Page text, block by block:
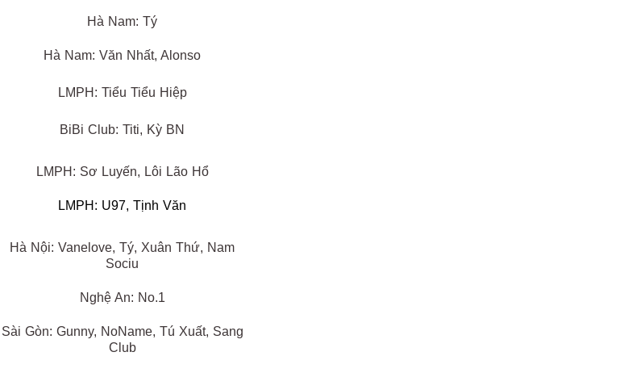
Hà Nam: Tý
Hà Nam: Văn Nhất, Alonso
LMPH: Tiểu Tiểu Hiệp
BiBi Club: Titi, Kỳ BN
LMPH: Sơ Luyến, Lôi Lão Hổ
LMPH: U97, Tịnh Văn
Hà Nội: Vanelove, Tý, Xuân Thứ, Nam
Sociu
Nghệ An: No.1
Sài Gòn: Gunny, NoName, Tú Xuất, Sang
Club